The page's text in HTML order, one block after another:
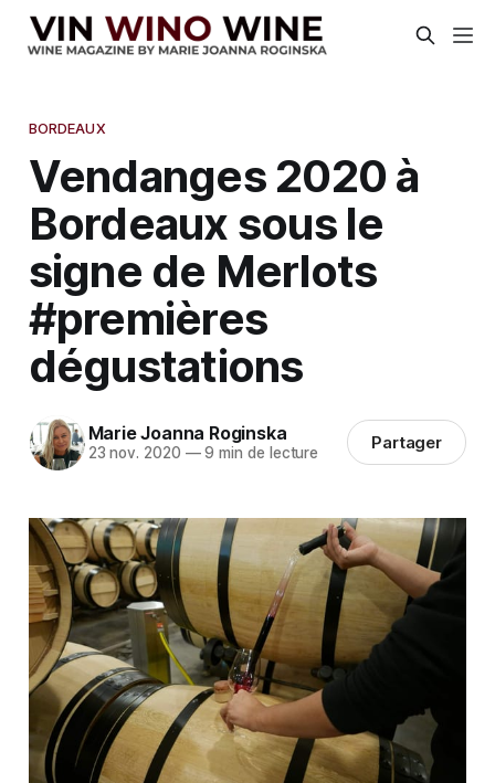
BORDEAUX
Vendanges 2020 à
Bordeaux sous le
signe de Merlots
#premières
dégustations
Marie Joanna Roginska
23 nov. 2020 —9 min de lecture Partager